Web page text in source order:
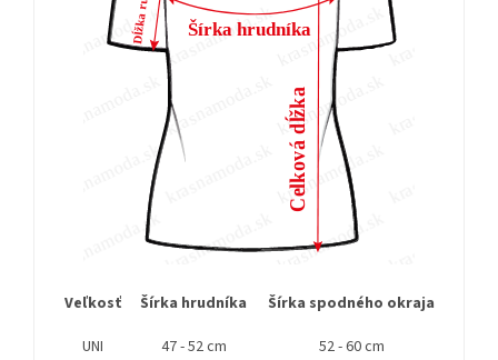
Veľkosť Šírka hrudníka Šírka spodného okraja
UNI
47 - 52 cm 52 - 60 cm